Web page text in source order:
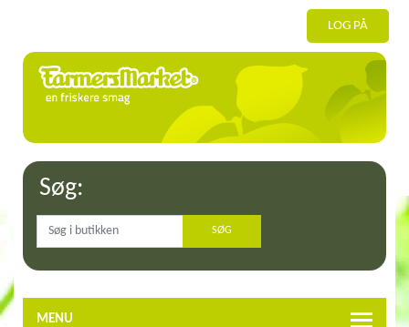
LOG PÅ
Søg:
MENU